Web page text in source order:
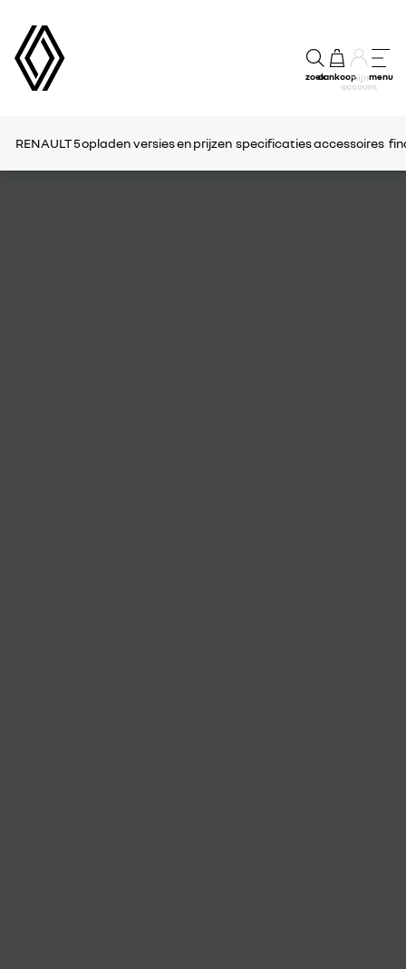
zoekaankoopmijn
account
menu
RENAULT 5opladen versies en prijzen specificatiesaccessoires